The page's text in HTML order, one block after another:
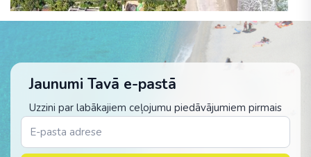
Jaunumi Tavā e-pastā
Uzzini par labākajiem ceļojumu piedāvājumiem pirmais